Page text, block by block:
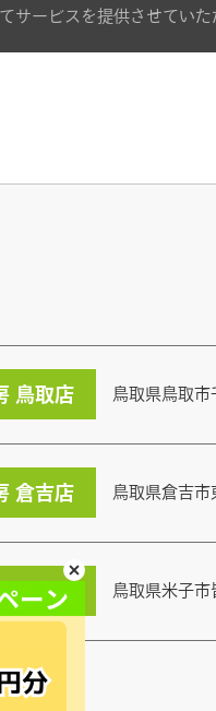
サービスを提供させてい
鳥取店 鳥取県鳥取
倉吉店 鳥取県倉吉市
米子店 鳥取県米子市